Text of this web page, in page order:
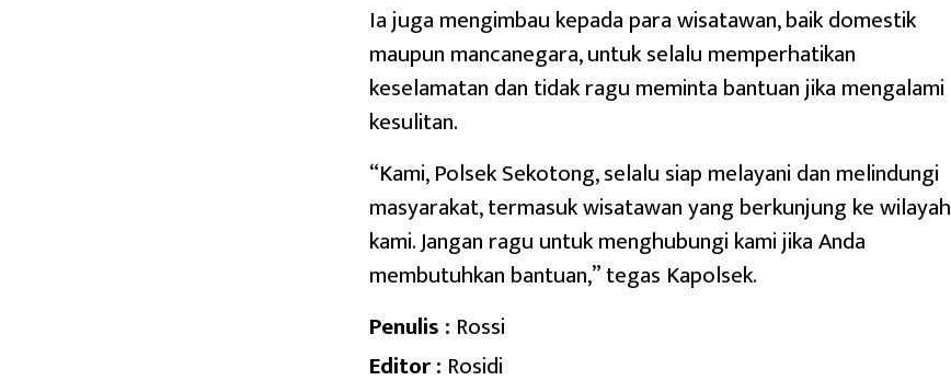
Ia juga mengimbau kepada para wisatawan, baik domestik
maupun mancanegara, untuk selalu memperhatikan
keselamatan dan tidak ragu meminta bantuan jika mengalami
kesulitan.
“Kami, Polsek Sekotong, selalu siap melayani dan melindungi
masyarakat, termasuk wisatawan yang berkunjung ke wilayah
kami. Jangan ragu untuk menghubungi kami jika Anda
membutuhkan bantuan,” tegas Kapolsek.
Penulis : Rossi
Editor : Rosidi